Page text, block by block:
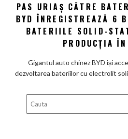
PAS URIAȘ CĂTRE
BYD ÎNREGISTREAZĂ 6
BATERIILE SOLID-
PRODUCȚIA
Gigantul auto chinez BYD își
dezvoltarea bateriilor cu electrolit